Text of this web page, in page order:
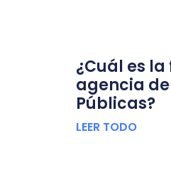
¿Cuál es
agencia
Públicas?
LEER TODO